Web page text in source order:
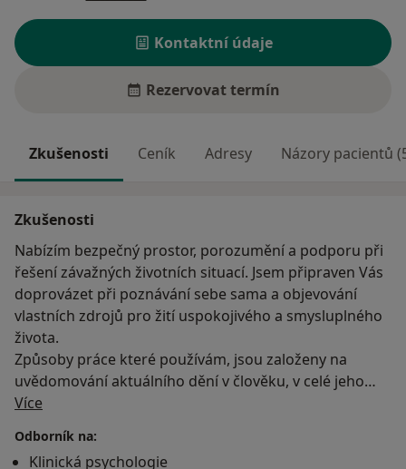
Kontaktní údaje
Rezervovat termín
Zkušenosti Ceník Adresy Názory pacientů
Zkušenosti
Nabízím bezpečný prostor, porozumění a podporu při
řešení závažných životních situací. Jsem připraven Vás
doprovázet při poznávání sebe sama a objevování
vlastních zdrojů pro žití uspokojivého a smysluplného
života.
Způsoby práce které používám, jsou založeny na
uvědomování aktuálního dění v člověku, v celé jeho
hloubce, v souvislosti s životní situací(i její historií a
Jde o celostní přístup, který nepracuje jen na úrovni
Více
Odborník na:
Klinická psychologie